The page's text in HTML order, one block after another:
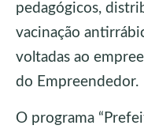
pedagógicos,
vacinação
voltadas ao
do Empreendedor.
O programa